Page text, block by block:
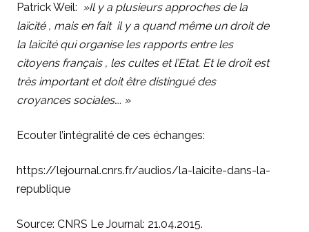
Patrick Weil: »Il y a plusieurs approches de la
laïcité , mais en fait il y a quand même un droit de
la laïcité qui organise les rapports entre les
citoyens français , les cultes et l’Etat. Et le droit est
très important et doit être distingué des
croyances sociales…. »
Ecouter l’intégralité de ces échanges:
https://lejournal.cnrs.fr/audios/la-laicite-dans-la-
republique
Source: CNRS Le Journal: 21.04.2015.